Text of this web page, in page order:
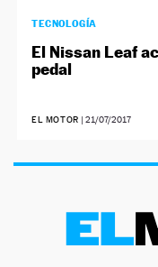
TECNOLOGÍA
El Nissan Leaf
pedal
EL MOTOR | 21/07/2017